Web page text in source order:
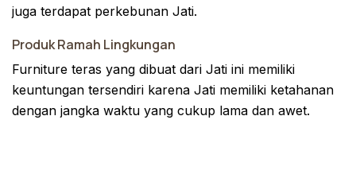
juga terdapat perkebunan Jati.
Produk Ramah Lingkungan
Furniture teras yang dibuat dari Jati ini memiliki
keuntungan tersendiri karena Jati memiliki ketahanan
dengan jangka waktu yang cukup lama dan awet.